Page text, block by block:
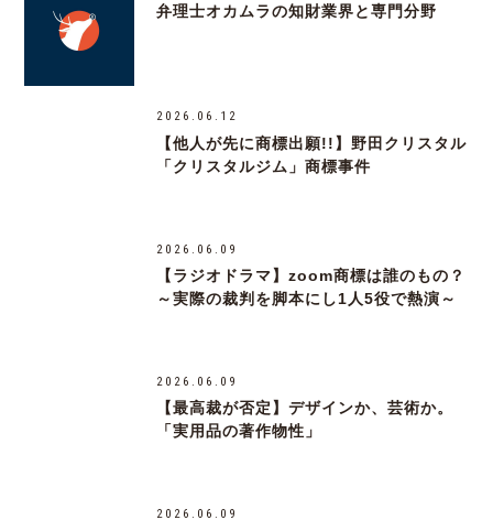
弁理士オカムラの知財業界と専門分野
2026.06.12
【他人が先に商標出願!!】野田クリスタル
「クリスタルジム」商標事件
2026.06.09
【ラジオドラマ】zoom商標は誰のもの？
～実際の裁判を脚本にし1人5役で熱演～
2026.06.09
【最高裁が否定】デザインか、芸術か。
「実用品の著作物性」
2026.06.09